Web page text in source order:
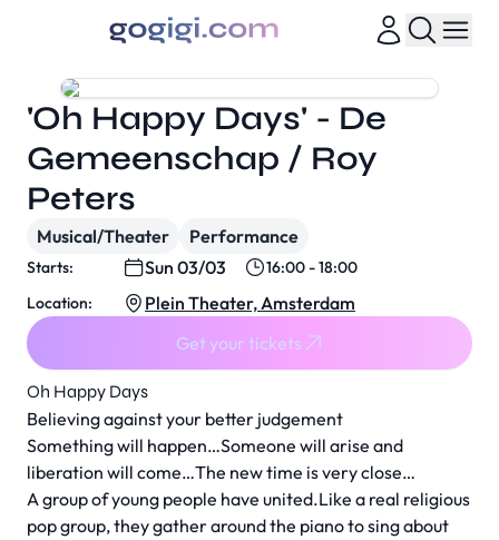
Oh Happy Days
Believing against your better judgement
Something will happen…Someone will arise and
liberation will come…The new time is very close…
A group of young people have united.Like a real religious
pop group, they gather around the piano to sing about
'Oh Happy Days' - De
Gemeenschap / Roy
Peters
Musical/Theater Performance
Starts: Sun 03/03
16:00 - 18:00
Location:
Plein Theater, Amsterdam
Get your tickets